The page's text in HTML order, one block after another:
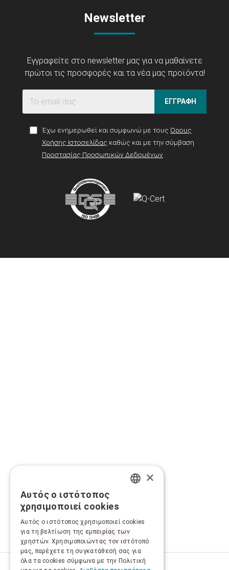
Newsletter
Εγγραφείτε στο newsletter μας για να μαθαίνετε
πρώτοι τις προσφορές και τα νέα μας προϊόντα!
ΕΓΓΡΑΦΗ
Έχω ενημερωθεί και συμφωνώ με τους Όρους
Χρήσης Ιστοσελίδας καθώς και με την σύμβαση
Προστασίας Προσωπικών Δεδομένων
×
Αυτός ο ιστότοπος
χρησιμοποιεί cookies
Αυτός ο ιστότοπος χρησιμοποιεί cookies
για τη βελτίωση της εμπειρίας των
χρηστών. Χρησιμοποιώντας τον ιστότοπό
μας, παρέχετε τη συγκατάθεσή σας για
όλα τα cookies σύμφωνα με την Πολιτική